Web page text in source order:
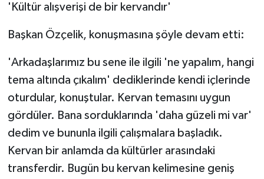
'Kültür alışverişi de bir kervandır'
Başkan Özçelik, konuşmasına şöyle devam etti:
'Arkadaşlarımız bu sene ile ilgili 'ne yapalım, hangi
tema altında çıkalım' dediklerinde kendi içlerinde
oturdular, konuştular. Kervan temasını uygun
gördüler. Bana sorduklarında 'daha güzeli mi var'
dedim ve bununla ilgili çalışmalara başladık.
Kervan bir anlamda da kültürler arasındaki
transferdir. Bugün bu kervan kelimesine geniş